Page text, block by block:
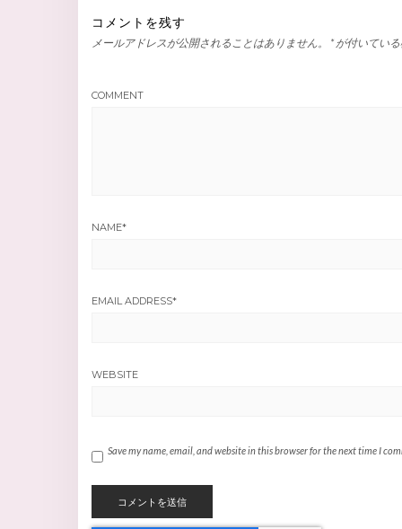
コメントを残す
メールアドレスが公開されることはありません。 * が付いてい
COMMENT
NAME*
EMAIL ADDRESS*
WEBSITE
Save my name, email, and website in this browser for the next time I